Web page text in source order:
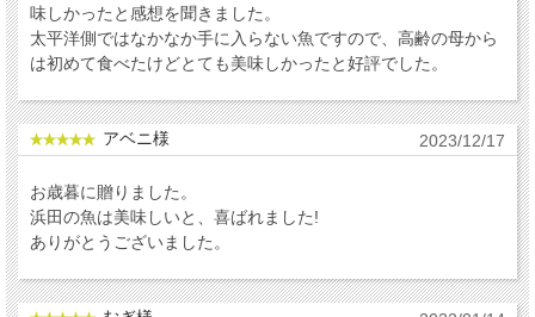
味しかったと感想を聞きました。
太平洋側ではなかなか手に入らない魚ですので、高齢の母から
は初めて食べたけどとても美味しかったと好評でした。
アベニ様 2023/12/17
お歳暮に贈りました。
浜田の魚は美味しいと、喜ばれました!
ありがとうございました。